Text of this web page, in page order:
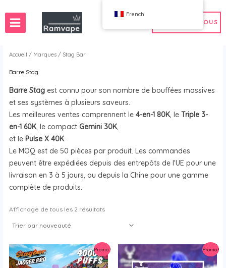
contenu
CONTACTEZ-NOUS
Accueil / Marques / Stag Bar
Barre Stag
Barre Stag est connu pour son nombre de bouffées massives
et ses systèmes à plusieurs saveurs.
Les meilleures ventes comprennent le4-en-1 80K, leTriple 3-
en-1 60K, le compactGemini 30K,
et le Pulse X 40K.
Le MOQ est de 50 pièces par produit. Les commandes
peuvent être expédiées depuis des entrepôts de l'UE pour une
livraison en 3 à 5 jours, ou depuis la Chine pour une gamme
complète de produits.
Affichage de tous les 2 résultatsTrié
Promo ! Promo !
aux Pays-Bas
en gros de cigarettes électroniques en Pologne
Vente en gros de cigarettes électroniques en
Uni
aux États-Unis
Bang
FIHP
BAR
HIFANCY
OKSO
UZY
Vozol
French